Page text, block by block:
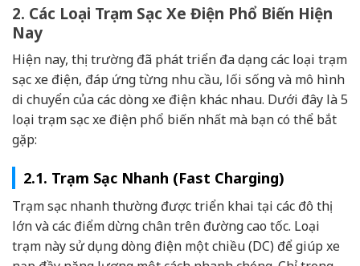
2. Các Loại Trạm Sạc Xe Điện Phổ Biến Hiện
Nay
Hiện nay, thị trường đã phát triển đa dạng các loại trạm
sạc xe điện, đáp ứng từng nhu cầu, lối sống và mô hình
di chuyển của các dòng xe điện khác nhau. Dưới đây là 5
loại trạm sạc xe điện phổ biến nhất mà bạn có thể bắt
gặp:
2.1. Trạm Sạc Nhanh (Fast Charging)
Trạm sạc nhanh thường được triển khai tại các đô thị
lớn và các điểm dừng chân trên đường cao tốc. Loại
trạm này sử dụng dòng điện một chiều (DC) để giúp xe